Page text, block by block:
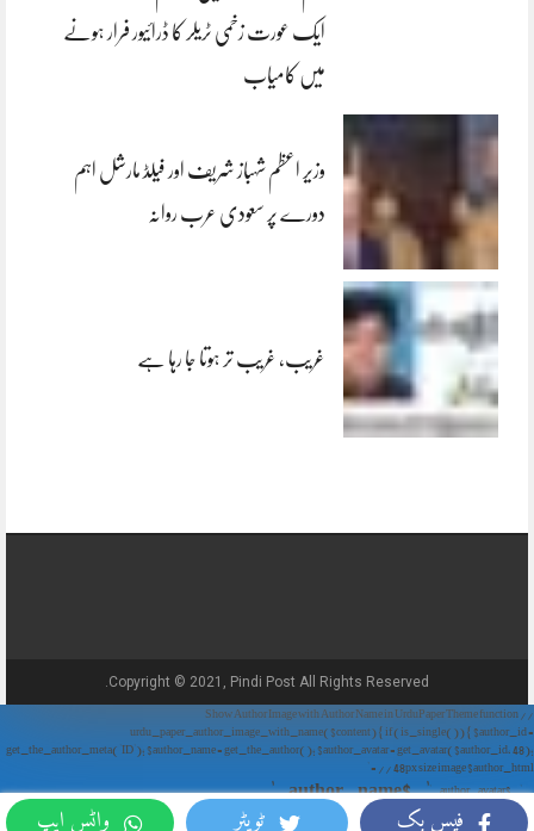
فیس بک ٹویٹر واٹس ایپ
ایک عورت زخمی ٹریلر کا ڈرائیور فرار ہونے
میں کامیاب
وزیر اعظم شہباز شریف اور فیلڈ مارشل اہم
دورے پر سعودی عرب روانہ
غریب، غریب تر ہوتا جا رہا ہے
Copyright © 2021, Pindi Post All Rights Reserved.
// Show Author Image with Author Name in UrduPaper Theme function
urdu_paper_author_image_with_name($content) { if (is_single()) { $author_id =
get_the_author_meta('ID'); $author_name = get_the_author(); $author_avatar = get_avatar($author_id, 48);
// 48px size image $author_html = '
' . $author_avatar . '
' . $author_name . '
'; return $author_html . $content; } return $content; } add_filter('the_content',